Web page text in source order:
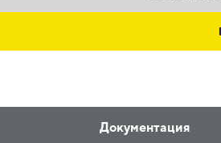
Документация